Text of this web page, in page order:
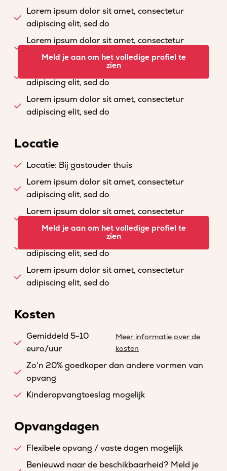
Lorem ipsum dolor sit amet, consectetur
adipiscing elit, sed do
Lorem ipsum dolor sit amet, consectetur
adipiscing elit, sed do
Lorem ipsum dolor sit amet, consectetur
adipiscing elit, sed do
Lorem ipsum dolor sit amet, consectetur
adipiscing elit, sed do
Meld je aan om het volledige profiel te
zien
Locatie
Locatie: Bij gastouder thuis
Lorem ipsum dolor sit amet, consectetur
adipiscing elit, sed do
Lorem ipsum dolor sit amet, consectetur
adipiscing elit, sed do
Lorem ipsum dolor sit amet, consectetur
adipiscing elit, sed do
Lorem ipsum dolor sit amet, consectetur
adipiscing elit, sed do
Meld je aan om het volledige profiel te
zien
Kosten
Gemiddeld 5-10
euro/uur
Meer informatie over de
kosten
Zo'n 20% goedkoper dan andere vormen van
opvang
Kinderopvangtoeslag mogelijk
Opvangdagen
Flexibele opvang / vaste dagen mogelijk
Benieuwd naar de beschikbaarheid? Meld je